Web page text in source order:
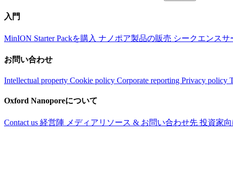
入門
MinION Starter Packを購入 ナノポア製品の販売 シークエンスサ
お問い合わせ
Intellectual property Cookie policy Corporate reporting Privacy policy
Oxford Nanoporeについて
Contact us 経営陣 メディアリソース & お問い合わせ先 投資家向